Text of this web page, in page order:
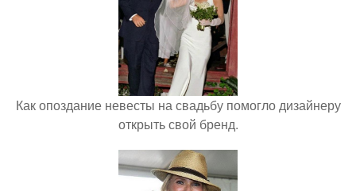
Как опоздание невесты на свадьбу помогло дизайнеру
открыть свой бренд.